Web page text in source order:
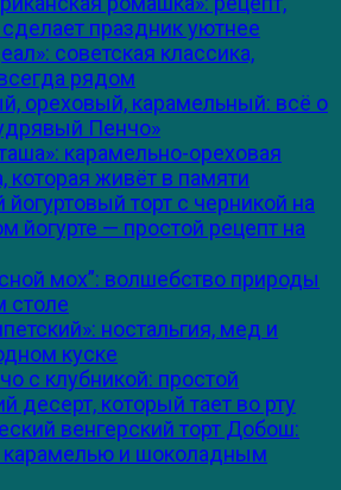
праздник уютнее
советская классика,
рядом
ореховый, карамельный: всё о
Пенчо»
карамельно-ореховая
которая живёт в памяти
торт с черникой на
йогурте — простой рецепт на
мох”: волшебство природы
столе
ностальгия, мед и
куске
с клубникой: простой
десерт, который тает во рту
венгерский торт Добош:
карамелью и шоколадным